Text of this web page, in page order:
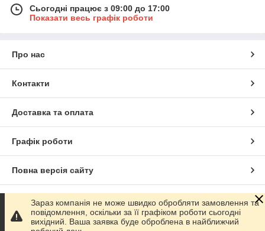
Сьогодні працює з 09:00 до 17:00
Показати весь графік роботи
Про нас
Контакти
Доставка та оплата
Графік роботи
Повна версія сайту
Сайт створено на маркетплейсіProm.ua
Політика конфіденційності
Зараз компанія не може швидко обробляти замовлення та
повідомлення, оскільки за її графіком роботи сьогодні
вихідний. Ваша заявка буде оброблена в найближчий